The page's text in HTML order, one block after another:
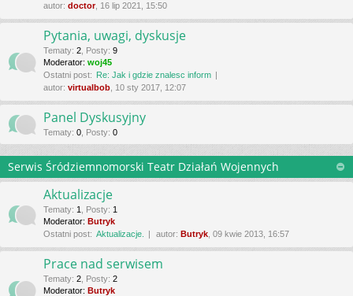
autor: doctor, 16 lip 2021, 15:50
Pytania, uwagi, dyskusje
Tematy: 2 Posty: 9
Moderator: woj45
Ostatni post: Re: Jak i gdzie znalesc inform
autor: virtualbob , 10 sty 2017, 12:07
Panel Dyskusyjny
Tematy: 0 Posty: 0
Serwis Śródziemnomorski Teatr Działań Wojennych
Aktualizacje
Tematy: 1 Posty: 1
Moderator: Butryk
Ostatni post: Aktualizacje. autor: Butryk , 09 kwie 2013, 16:57
Prace nad serwisem
Tematy: 2 Posty: 2
Moderator: Butryk